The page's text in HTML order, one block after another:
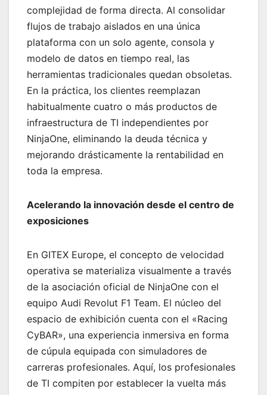
complejidad de forma directa. Al consolidar
flujos de trabajo aislados en una única
plataforma con un solo agente, consola y
modelo de datos en tiempo real, las
herramientas tradicionales quedan obsoletas.
En la práctica, los clientes reemplazan
habitualmente cuatro o más productos de
infraestructura de TI independientes por
NinjaOne, eliminando la deuda técnica y
mejorando drásticamente la rentabilidad en
toda la empresa.
Acelerando la innovación desde el centro de
exposiciones
En GITEX Europe, el concepto de velocidad
operativa se materializa visualmente a través
de la asociación oficial de NinjaOne con el
equipo Audi Revolut F1 Team. El núcleo del
espacio de exhibición cuenta con el «Racing
CyBAR», una experiencia inmersiva en forma
de cúpula equipada con simuladores de
carreras profesionales. Aquí, los profesionales
de TI compiten por establecer la vuelta más